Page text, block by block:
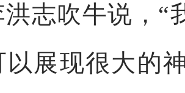
吹牛说，“我
以展现很大的